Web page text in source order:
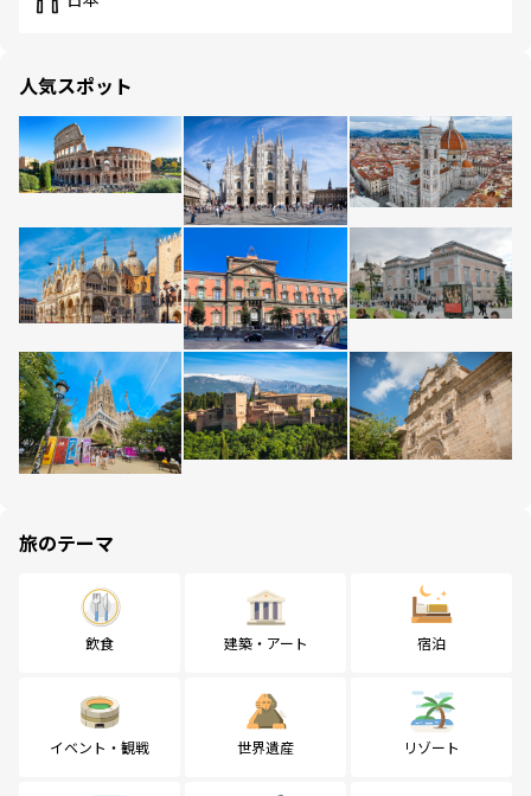
人気スポット
旅のテーマ
飲食 建築・アート 宿泊
イベント・観戦 世界遺産 リゾート